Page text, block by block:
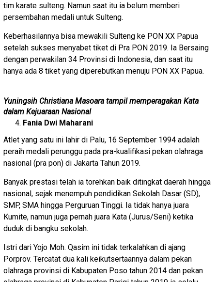
tim karate sulteng. Namun saat itu ia belum memberi
persembahan medali untuk Sulteng.
Keberhasilannya bisa mewakili Sulteng ke PON XX Papua
setelah sukses menyabet tiket di Pra PON 2019. Ia Bersaing
dengan perwakilan 34 Provinsi di Indonesia, dan saat itu
hanya ada 8 tiket yang diperebutkan menuju PON XX Papua.
Yuningsih Christiana Masoara tampil memperagakan Kata
dalam Kejuaraan Nasional
Fania Dwi Maharani
Atlet yang satu ini lahir di Palu, 16 September 1994 adalah
peraih medali perunggu pada pra-kualifikasi pekan olahraga
nasional (pra pon) di Jakarta Tahun 2019.
Banyak prestasi telah ia torehkan baik ditingkat daerah hingga
nasional, sejak menempuh pendidikan Sekolah Dasar (SD),
SMP, SMA hingga Perguruan Tinggi. Ia tidak hanya juara
Kumite, namun juga pernah juara Kata (Jurus/Seni) ketika
duduk di bangku sekolah.
Istri dari Yojo Moh. Qasim ini tidak terkalahkan di ajang
Porprov. Tercatat dua kali keikutsertaannya dalam pekan
olahraga provinsi di Kabupaten Poso tahun 2014 dan pekan